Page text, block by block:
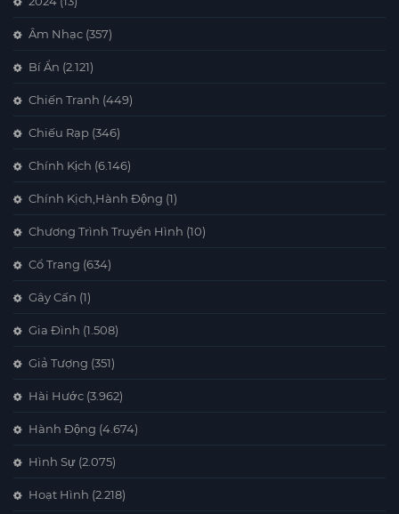
Âm Nhạc (357)
Bí Ẩn (2.121)
Chiến Tranh (449)
Chiếu Rạp (346)
Chính Kịch (6.146)
Chính Kịch,Hành Động (1)
Chương Trình Truyền Hình (10)
Cổ Trang (634)
Gây Cấn (1)
Gia Đình (1.508)
Giả Tượng (351)
Hài Hước (3.962)
Hành Động (4.674)
Hình Sự (2.075)
Hoạt Hình (2.218)